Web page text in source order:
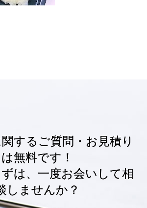
するご質問・お見積り
は無料です！
は、一度お会いして相
しませんか？